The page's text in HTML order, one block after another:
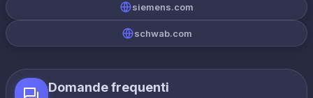
siemens.com
schwab.com
Domande frequenti